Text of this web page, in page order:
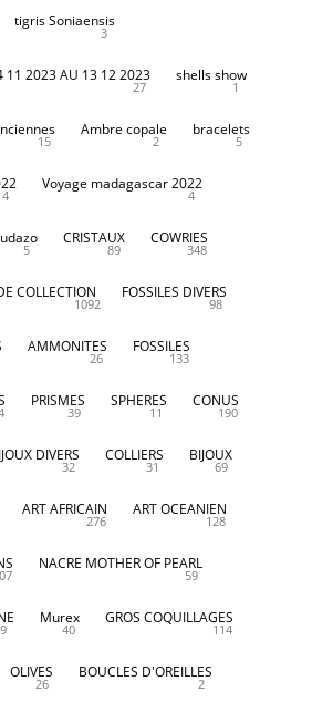
tigris Soniaensis
3
11 2023 AU 13 12 2023
27
shells show
1
15
Ambre copale
2
bracelets
5
4
Voyage madagascar 2022
4
5
CRISTAUX
89
COWRIES
348
COLLECTION
1092
FOSSILES DIVERS
98
AMMONITES
26
FOSSILES
133
PRISMES
39
SPHERES
11
CONUS
190
DIVERS
32
COLLIERS
31
BIJOUX
69
ART AFRICAIN
276
ART OCEANIEN
128
NACRE MOTHER OF PEARL
59
9
Murex
40
GROS COQUILLAGES
114
OLIVES
26
BOUCLES D'OREILLES
2